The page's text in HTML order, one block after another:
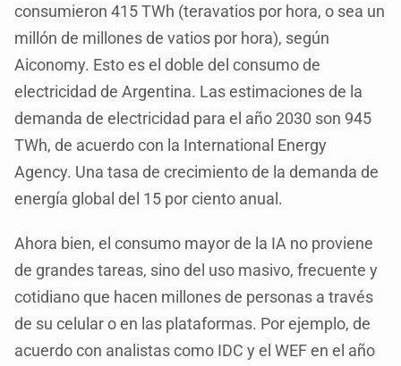
consumieron 415 TWh (teravatios por hora, o sea un
millón de millones de vatios por hora), según
Aiconomy. Esto es el doble del consumo de
electricidad de Argentina. Las estimaciones de la
demanda de electricidad para el año 2030 son 945
TWh, de acuerdo con la International Energy
Agency. Una tasa de crecimiento de la demanda de
energía global del 15 por ciento anual.
Ahora bien, el consumo mayor de la IA no proviene
de grandes tareas, sino del uso masivo, frecuente y
cotidiano que hacen millones de personas a través
de su celular o en las plataformas. Por ejemplo, de
acuerdo con analistas como IDC y el WEF en el año